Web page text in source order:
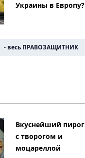
Украины в Европу?
- весь ПРАВОЗАЩИТНИК
Вкуснейший пирог
с творогом и
моцареллой